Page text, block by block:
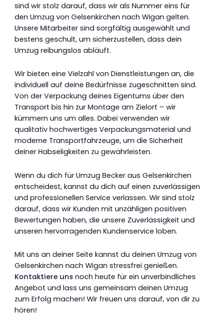
sind wir stolz darauf, dass wir als Nummer eins für
den Umzug von Gelsenkirchen nach Wigan gelten.
Unsere Mitarbeiter sind sorgfältig ausgewählt und
bestens geschult, um sicherzustellen, dass dein
Umzug reibungslos abläuft.
Wir bieten eine Vielzahl von Dienstleistungen an, die
individuell auf deine Bedürfnisse zugeschnitten sind.
Von der Verpackung deines Eigentums über den
Transport bis hin zur Montage am Zielort – wir
kümmern uns um alles. Dabei verwenden wir
qualitativ hochwertiges Verpackungsmaterial und
moderne Transportfahrzeuge, um die Sicherheit
deiner Habseligkeiten zu gewährleisten.
Wenn du dich für Umzug Becker aus Gelsenkirchen
entscheidest, kannst du dich auf einen zuverlässigen
und professionellen Service verlassen. Wir sind stolz
darauf, dass wir Kunden mit unzähligen positiven
Bewertungen haben, die unsere Zuverlässigkeit und
unseren hervorragenden Kundenservice loben.
Mit uns an deiner Seite kannst du deinen Umzug von
Gelsenkirchen nach Wigan stressfrei genießen.
Kontaktiere uns noch heute für ein unverbindliches
Angebot und lass uns gemeinsam deinen Umzug
zum Erfolg machen! Wir freuen uns darauf, von dir zu
hören!